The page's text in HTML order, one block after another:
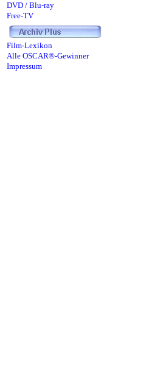
DVD / Blu-ray
Free-TV
Film-Lexikon
Alle OSCAR®-Gewinner
Impressum